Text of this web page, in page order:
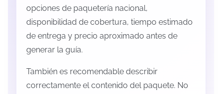
opciones de paquetería nacional,
disponibilidad de cobertura, tiempo estimado
de entrega y precio aproximado antes de
generar la guía.
También es recomendable describir
correctamente el contenido del paquete. No